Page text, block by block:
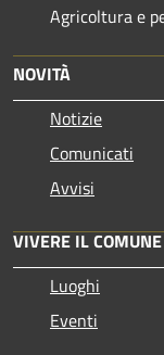
Agricoltura e
NOVITÀ
Notizie
Comunicati
Avvisi
VIVERE IL COMUNE
Luoghi
Eventi